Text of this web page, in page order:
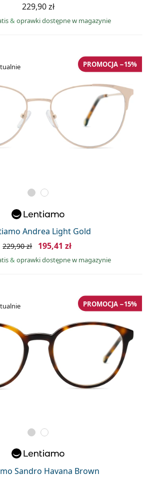
229,90 zł
& oprawki dostępne w magazynie
Andrea Light Gold
PROMOCJA −15%
229,90 zł 195,41 zł
& oprawki dostępne w magazynie
Sandro Havana Brown
PROMOCJA −15%